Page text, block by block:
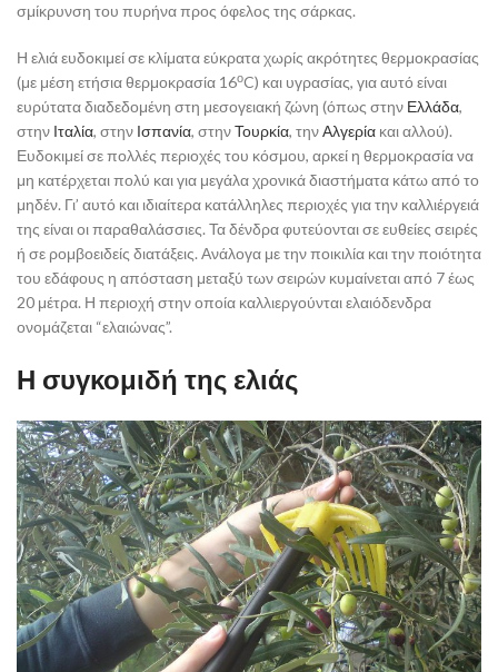
σμίκρυνση του πυρήνα προς όφελος της σάρκας.
Η ελιά ευδοκιμεί σε κλίματα εύκρατα χωρίς ακρότητες θερμοκρασίας
(με μέση ετήσια θερμοκρασία 16οC) και υγρασίας, για αυτό είναι
ευρύτατα διαδεδομένη στη μεσογειακή ζώνη (όπως στην Ελλάδα,
στην Ιταλία, στην Ισπανία, στηνΤουρκία, τηνΑλγερία και αλλού).
Ευδοκιμεί σε πολλές περιοχές του κόσμου, αρκεί η θερμοκρασία να
μη κατέρχεται πολύ και για μεγάλα χρονικά διαστήματα κάτω από το
μηδέν. Γι’ αυτό και ιδιαίτερα κατάλληλες περιοχές για την καλλιέργειά
της είναι οι παραθαλάσσιες. Τα δένδρα φυτεύονται σε ευθείες σειρές
ή σε ρομβοειδείς διατάξεις. Ανάλογα με την ποικιλία και την ποιότητα
του εδάφους η απόσταση μεταξύ των σειρών κυμαίνεται από 7 έως
20 μέτρα. Η περιοχή στην οποία καλλιεργούνται ελαιόδενδρα
ονομάζεται “ελαιώνας”.
Η συγκομιδή της ελιάς